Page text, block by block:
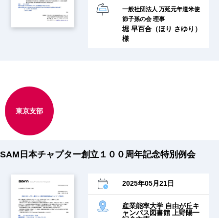
一般社団法人 万延元年遣米使
節子孫の会 理事
堀 早百合（ほり さゆり）
様
東京支部
SAM日本チャプター創立１００周年記念特別例会
2025年05月21日
産業能率大学 自由が丘キ
ャンパス図書館 上野陽一